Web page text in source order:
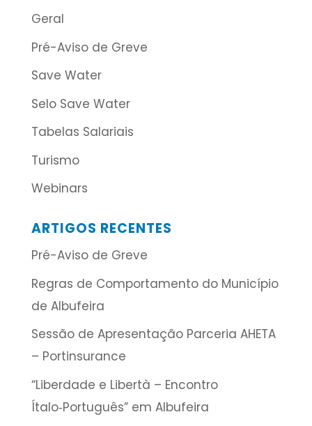
Geral
Pré-Aviso de Greve
Save Water
Selo Save Water
Tabelas Salariais
Turismo
Webinars
ARTIGOS RECENTES
Pré-Aviso de Greve
Regras de Comportamento do Município
de Albufeira
Sessão de Apresentação Parceria AHETA
– Portinsurance
“Liberdade e Libertà – Encontro
Ítalo‑Português” em Albufeira